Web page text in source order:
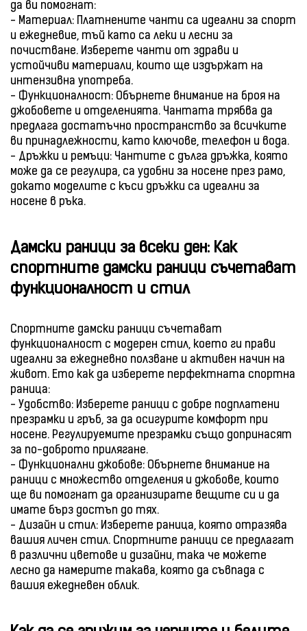
да ви помогнат:
- Материал: Платнените чанти са идеални за спорт
и ежедневие, тъй като са леки и лесни за
почистване. Изберете чанти от здрави и
устойчиви материали, които ще издържат на
интензивна употреба.
- Функционалност: Обърнете внимание на броя на
джобовете и отделенията. Чантата трябва да
предлага достатъчно пространство за всичките
ви принадлежности, като ключове, телефон и вода.
- Дръжки и ремъци: Чантите с дълга дръжка, която
може да се регулира, са удобни за носене през рамо,
докато моделите с къси дръжки са идеални за
носене в ръка.
Дамски раници за всеки ден: Как
спортните дамски раници съчетават
функционалност и стил
Спортните дамски раници съчетават
функционалност с модерен стил, което ги прави
идеални за ежедневно ползване и активен начин на
живот. Ето как да изберете перфектната спортна
раница:
- Удобство: Изберете раници с добре подплатени
презрамки и гръб, за да осигурите комфорт при
носене. Регулируемите презрамки също допринасят
за по-доброто прилягане.
- Функционални джобове: Обърнете внимание на
раници с множество отделения и джобове, които
ще ви помогнат да организирате вещите си и да
имате бърз достъп до тях.
- Дизайн и стил: Изберете раница, която отразява
вашия личен стил. Спортните раници се предлагат
в различни цветове и дизайни, така че можете
лесно да намерите такава, която да съвпада с
вашия ежедневен облик.